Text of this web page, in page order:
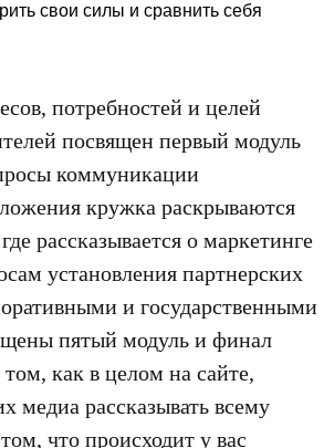
свои силы и сравнить себя
потребностей и целей
посвящен первый модуль
коммуникации
кружка раскрываются
рассказывается о маркетинге
установления партнерских
и государственными
пятый модуль и финал
как в целом на сайте,
медиа рассказывать всему
что происходит у вас